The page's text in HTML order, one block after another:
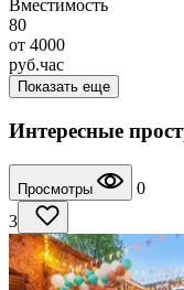
Вместимость
80
от 4000
руб.час
Показать еще
Интересные
Просмотры
0
3